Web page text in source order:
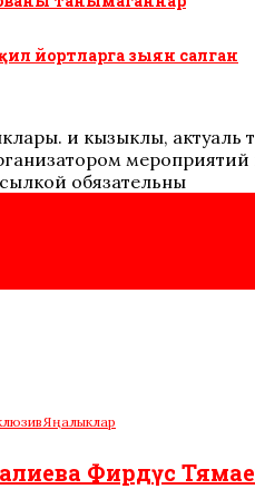
йортларга зыян салган
иң кызыклы,
обязательны
Яңалыклар
Фирдүс